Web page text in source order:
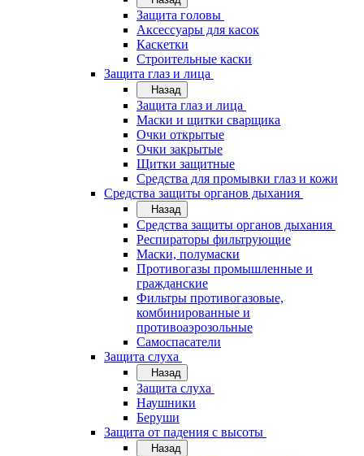
Защита головы
Аксессуары для касок
Каскетки
Строительные каски
Защита глаз и лица
Назад
Защита глаз и лица
Маски и щитки сварщика
Очки открытые
Очки закрытые
Щитки защитные
Средства для промывки глаз и кожи
Средства защиты органов дыхания
Назад
Средства защиты органов дыхания
Респираторы фильтрующие
Маски, полумаски
Противогазы промышленные и
гражданские
Фильтры противогазовые,
комбинированные и
противоаэрозольные
Самоспасатели
Защита слуха
Назад
Защита слуха
Наушники
Беруши
Защита от падения с высоты
Назад